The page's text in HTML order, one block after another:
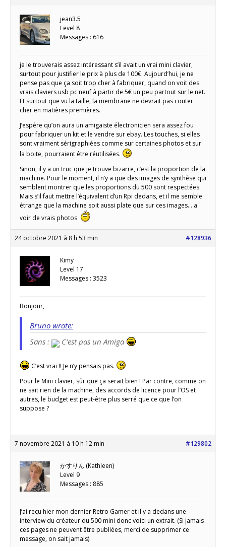
jean3.5
Level 8
Messages : 616
je le trouverais assez intéressant s’il avait un vrai mini clavier,
surtout pour justifier le prix à plus de 100€. Aujourd’hui, je ne
pense pas que ça soit trop cher à fabriquer, quand on voit des
vrais claviers usb pc neuf à partir de 5€ un peu partout sur le net.
Et surtout que vu la taille, la membrane ne devrait pas couter
cher en matières premières.
J’espère qu’on aura un amigaiste électronicien sera assez fou
pour fabriquer un kit et le vendre sur ebay. Les touches, si elles
sont vraiment sérigraphiées comme sur certaines photos et sur
la boite, pourraient être réutilisées.
Sinon, il y a un truc que je trouve bizarre, c’est la proportion de la
machine. Pour le moment, il n’y a que des images de synthèse qui
semblent montrer que les proportions du 500 sont respectées.
Mais s’il faut mettre l’équivalent d’un Rpi dedans, et il me semble
étrange que la machine soit aussi plate que sur ces images… a
voir de vrais photos
24 octobre 2021 à 8 h 53 min #128936
Kimy
Level 17
Messages : 3523
Bonjour,
Bruno wrote:
Sans :
C’est pas un Amiga
C’est vrai !! Je n’y pensais pas.
Pour le Mini clavier, sûr que ça serait bien ! Par contre, comme on
ne sait rien de la machine, des accords de licence pour l’OS et
autres, le budget est peut-être plus serré que ce que l’on
suppose ?
7 novembre 2021 à 10 h 12 min #129802
かすりん (Kathleen)
Level 9
Messages : 885
J’ai reçu hier mon dernier Retro Gamer et il y a dedans une
interview du créateur du 500 mini donc voici un extrait. (Si jamais
ces pages ne peuvent être publiées, merci de supprimer ce
message, on sait jamais).